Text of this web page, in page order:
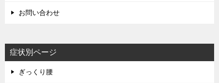
お問い合わせ
症状別ページ
ぎっくり腰